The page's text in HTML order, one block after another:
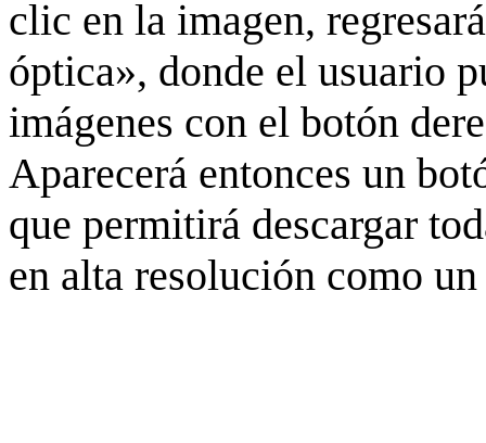
clic en la imagen,
óptica», donde el usuario
imágenes con el botón
Aparecerá entonces un
que permitirá descargar
en alta resolución como